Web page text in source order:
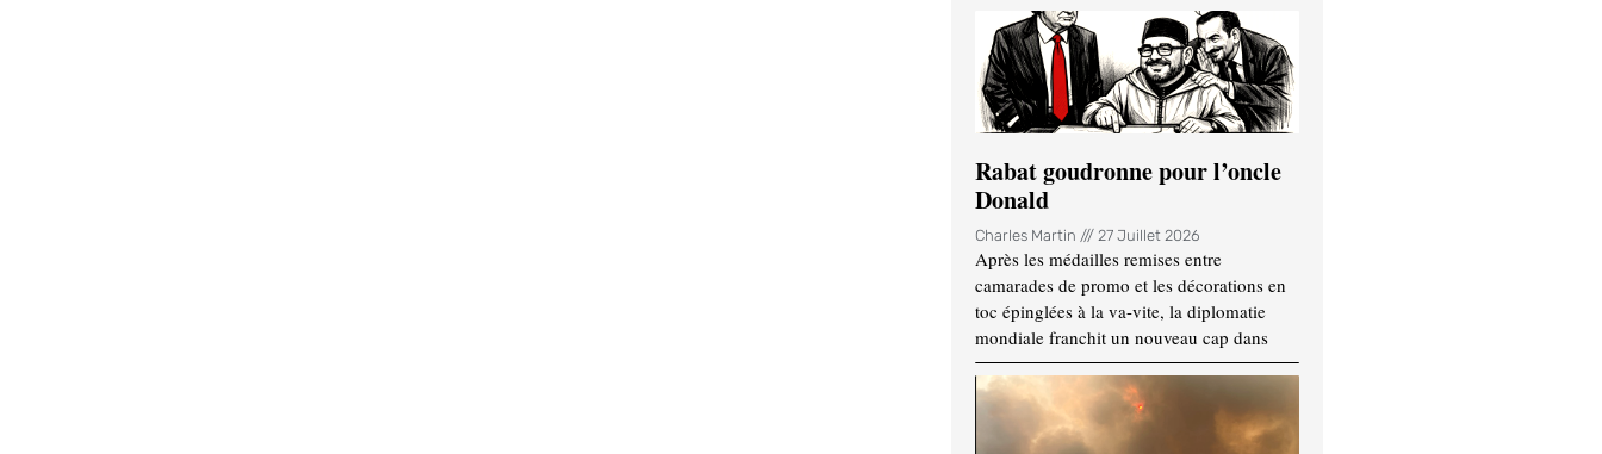
Rabat goudronne pour l’oncle
Donald
Charles Martin 27 Juillet 2026
Après les médailles remises entre
camarades de promo et les décorations en
toc épinglées à la va-vite, la diplomatie
mondiale franchit un nouveau cap dans